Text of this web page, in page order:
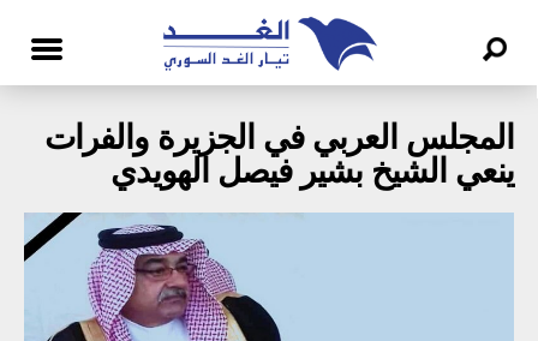
المجلس العربي في الجزيرة والفرات
ينعي الشيخ بشير فيصل الهويدي